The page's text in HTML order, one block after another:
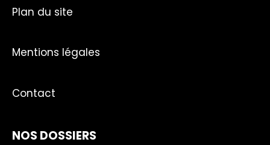
Plan du site
Mentions légales
Contact
NOS DOSSIERS